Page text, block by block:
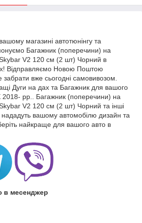
магазині автотюнінгу та
Багажник (поперечини) на
Skybar V2 120 см (2 шт) Чорний в
Відправляємо Новою Поштою
вже сьогодні самовивозом.
Дуги на дах та Багажник для вашого
2018- рр.. Багажник (поперечини) на
Skybar V2 120 см (2 шт) Чорний та інші
вашому автомобілю дизайн та
найкраще для вашого авто в
в месенджер